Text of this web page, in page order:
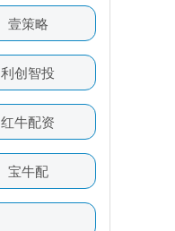
壹策略
利创智投
红牛配资
宝牛配